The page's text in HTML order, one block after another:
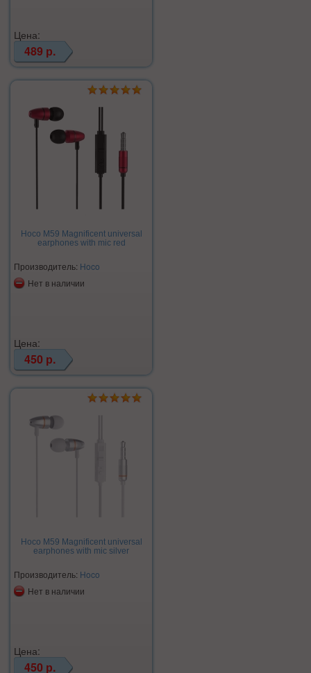
Цена:
489 р.
Hoco M59 Magnificent universal
earphones with mic red
Производитель: Hoco
Нет в наличии
Цена:
450 р.
Hoco M59 Magnificent universal
earphones with mic silver
Производитель: Hoco
Нет в наличии
Цена:
450 р.